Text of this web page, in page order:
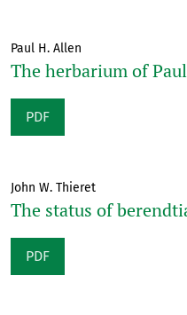
Paul H. Allen
The herbarium of
PDF
John W. Thieret
The status of
PDF